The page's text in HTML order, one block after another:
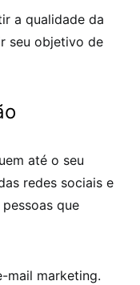
a qualidade da
seu objetivo de
até o seu
redes sociais e
que
mail marketing.